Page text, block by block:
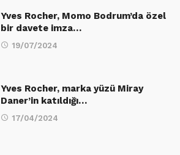
Yves Rocher, Momo Bodrum’da özel
bir davete imza…
19/07/2024
Yves Rocher, marka yüzü Miray
Daner’in katıldığı…
17/04/2024